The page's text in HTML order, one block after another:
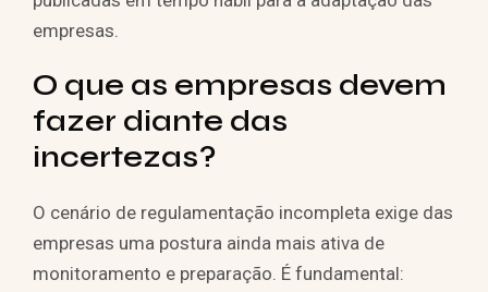
empresas.
O que as empresas devem
fazer diante das
incertezas?
O cenário de regulamentação incompleta exige das
empresas uma postura ainda mais ativa de
monitoramento e preparação. É fundamental: